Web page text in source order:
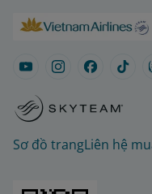
Sơ đồ trangLiên hệ